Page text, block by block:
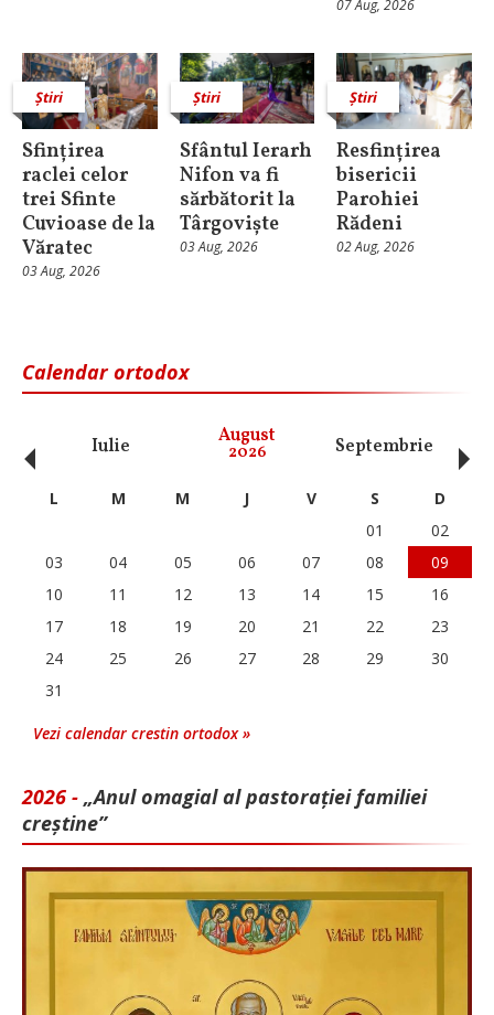
07 Aug, 2026
Știri
Sfințirea
raclei celor
trei Sfinte
Cuvioase de la
Văratec
03 Aug, 2026
Știri
Sfântul Ierarh
Nifon va fi
sărbătorit la
Târgoviște
03 Aug, 2026
Știri
Resfințirea
bisericii
Parohiei
Rădeni
02 Aug, 2026
Calendar ortodox
Iulie August
2026 Septembrie
‹ L M M J V S
D
01
02
03
04 05 06 07 08
09
10
11 12 13 14 15
16
17
18 19 20 21 22
23
24
25 26 27 28 29
30
31
Vezi calendar crestin ortodox »
2026 - „Anul omagial al pastorației familiei
creștine”